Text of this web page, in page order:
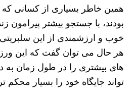
همین خاطر بسیاری از کسانی که
بودند، با جستجو بیشتر پیرامون
خوب و ارزشمندی از این
هر حال می توان گفت که این
های بیشتری را در طول زمان
تواند جایگاه خود را بسیار محکم